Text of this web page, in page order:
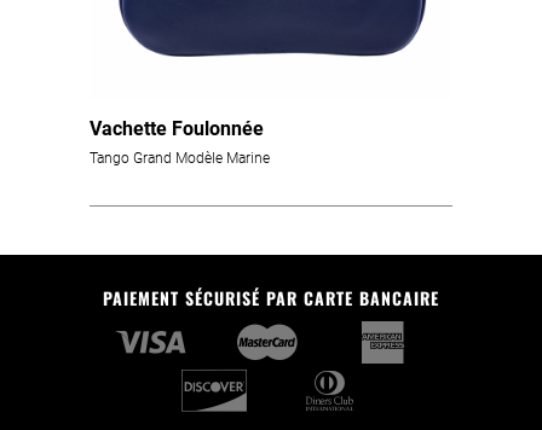
Vachette Foulonnée
Tango Grand Modèle Marine
PAIEMENT SÉCURISÉ PAR CARTE BANCAIRE